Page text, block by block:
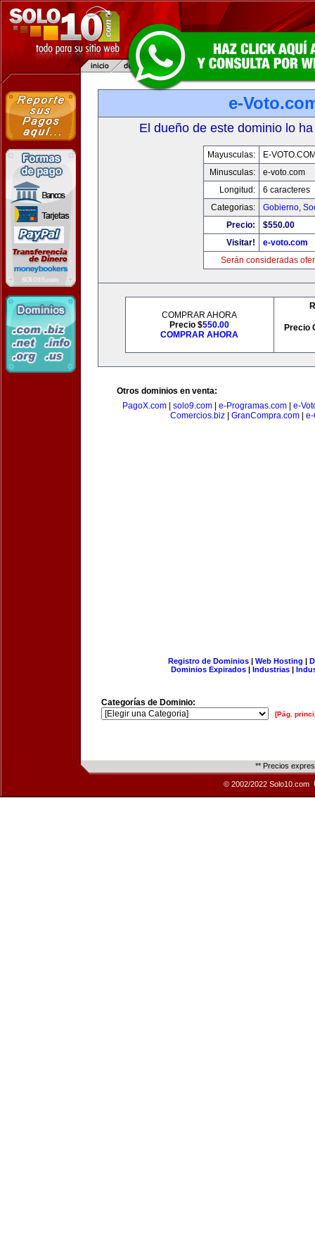
e-
El dueño de este dominio lo
Mayusculas:
E-
Minusculas:
e-voto.com
Longitud:
6 caracteres
Categorias:
Gobierno,
Precio:
$550.00
Visitar!
e-voto.com
Serán consideradas
COMPRAR AHORA
Precio $550.00
COMPRAR AHORA
Precio
Otros dominios en venta:
PagoX.com
solo9.com e-Programas.com
e-
Comercios.biz| GranCompra.com| e-
Registro de Dominios| Web Hosting |
Dominios Expirados | Industrias |
Categorías de Dominio:
[Pág.
** Precios
© 2002/2022 Solo10.com